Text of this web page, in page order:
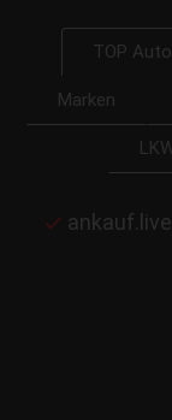
TOP
Marken